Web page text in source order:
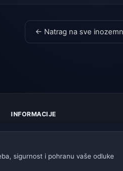
← Natrag na sve
INFORMACIJE
Kako radi prognoza
sigurnost i pohranu vaše odluke